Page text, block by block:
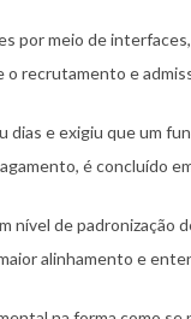
por meio de
recrutamento e
e exigiu que um
é concluído
nível de
alinhamento e